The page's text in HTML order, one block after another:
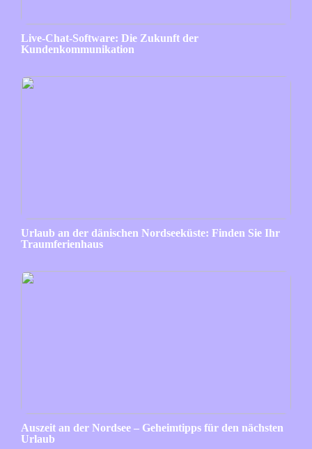
Live-Chat-Software: Die Zukunft der
Kundenkommunikation
Urlaub an der dänischen Nordseeküste: Finden Sie Ihr
Traumferienhaus
Auszeit an der Nordsee – Geheimtipps für den nächsten
Urlaub